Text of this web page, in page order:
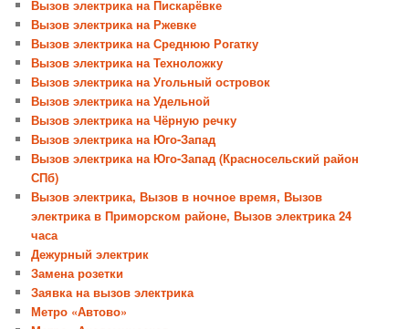
Вызов электрика на Пискарёвке
Вызов электрика на Ржевке
Вызов электрика на Среднюю Рогатку
Вызов электрика на Техноложку
Вызов электрика на Угольный островок
Вызов электрика на Удельной
Вызов электрика на Чёрную речку
Вызов электрика на Юго-Запад
Вызов электрика на Юго-Запад (Красносельский район
СПб)
Вызов электрика, Вызов в ночное время, Вызов
электрика в Приморском районе, Вызов электрика 24
часа
Дежурный электрик
Замена розетки
Заявка на вызов электрика
Метро «Автово»